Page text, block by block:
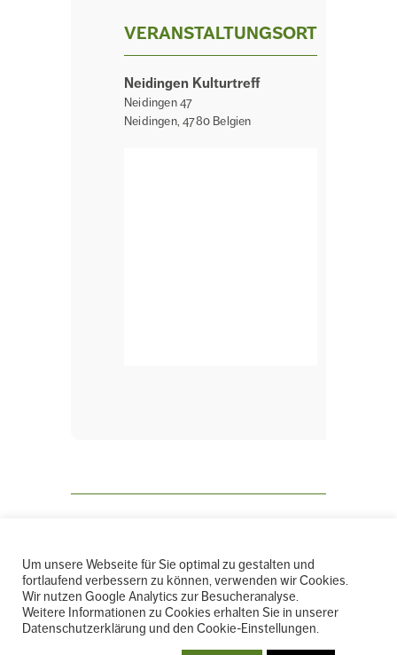
VERANSTALTUNGSORT
Neidingen Kulturtreff
Neidingen 47
Neidingen, 4780 Belgien
← ALLE VERANSTALTUNGEN
Um unsere Webseite für Sie optimal zu gestalten und
fortlaufend verbessern zu können, verwenden wir Cookies.
Wir nutzen Google Analytics zur Besucheranalyse.
Weitere Informationen zu Cookies erhalten Sie in unserer
Datenschutzerklärung und den Cookie-Einstellungen.